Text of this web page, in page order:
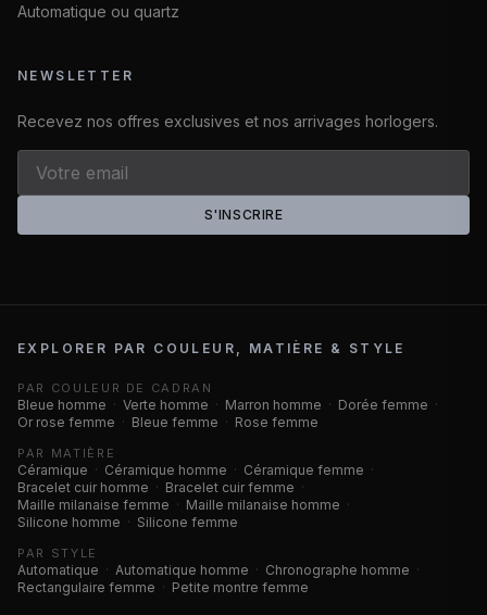
Automatique ou quartz
NEWSLETTER
Recevez nos offres exclusives et nos arrivages horlogers.
S'INSCRIRE
EXPLORER PAR COULEUR, MATIÈRE & STYLE
PAR COULEUR DE CADRAN
Bleue homme · Verte homme · Marron homme · Dorée femme ·
Or rose femme · Bleue femme · Rose femme
PAR MATIÈRE
Céramique · Céramique homme · Céramique femme ·
Bracelet cuir homme · Bracelet cuir femme ·
Maille milanaise femme · Maille milanaise homme ·
Silicone homme · Silicone femme
PAR STYLE
Automatique · Automatique homme · Chronographe homme ·
Rectangulaire femme · Petite montre femme